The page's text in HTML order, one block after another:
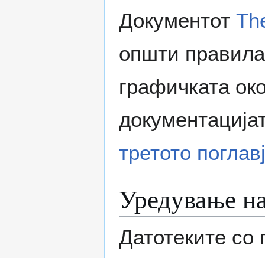
Документот
општи
графичката
третото
Уредување
Датотеките